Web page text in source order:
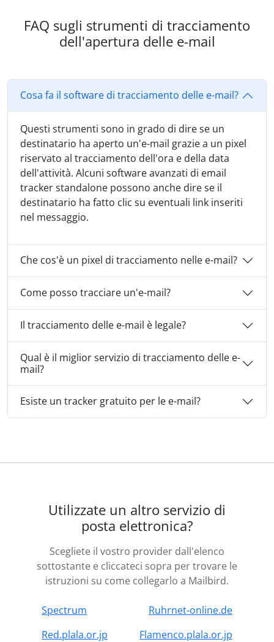
FAQ sugli strumenti di tracciamento
dell'apertura delle e-mail
Cosa fa il software di tracciamento delle e-mail?
Questi strumenti sono in grado di dire se un
destinatario ha aperto un'e-mail grazie a un pixel
riservato al tracciamento dell'ora e della data
dell'attività. Alcuni software avanzati di email
tracker standalone possono anche dire se il
destinatario ha fatto clic su eventuali link inseriti
nel messaggio.
Che cos'è un pixel di tracciamento nelle e-mail?
Come posso tracciare un'e-mail?
Il tracciamento delle e-mail è legale?
Qual è il miglior servizio di tracciamento delle e-
mail?
Esiste un tracker gratuito per le e-mail?
Utilizzate un altro servizio di
posta elettronica?
Scegliete il vostro provider dall'elenco
sottostante e cliccateci sopra per trovare le
istruzioni su come collegarlo a Mailbird.
Spectrum
Ruhrnet-online.de
Red.plala.or.jp
Flamenco.plala.or.jp